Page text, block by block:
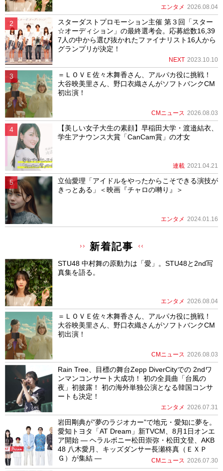
エンタメ 2026.08.04
スターダストプロモーション主催 第３回「スター
☆オーディション」の最終選考会。応募総数16,39
7人の中から選び抜かれたファイナリスト16人から
グランプリが決定！
NEXT 2023.10.10
＝ＬＯＶＥ佐々木舞香さん、アルパカ役に挑戦！
大谷映美里さん、野口衣織さんがソフトバンクCM
初出演！
CMニュース 2026.08.03
【美しい女子大生の素顔】早稲田大学・渡邉結衣、
学生アナウンス大賞「CanCam賞」の才女
連載 2021.04.21
立仙愛理「アイドルをやったからこそできる演技が
きっとある」＜映画『チャロの囀り』＞
エンタメ 2024.01.16
新着記事
STU48 中村舞の原動力は「愛」。STU48と2nd写
真集を語る。
エンタメ 2026.08.04
＝ＬＯＶＥ佐々木舞香さん、アルパカ役に挑戦！
大谷映美里さん、野口衣織さんがソフトバンクCM
初出演！
CMニュース 2026.08.03
Rain Tree、目標の舞台Zepp DiverCityでの 2ndワ
ンマンコンサート大成功！ 初の全員曲「台風の
夜」初披露！ 初の海外単独公演となる韓国コンサ
ートも決定！
エンタメ 2026.07.31
岩田剛典が”夢のラジオカー”で地元・愛知に夢を。
愛知トヨタ「AT Dream」新TVCM、8月1日オンエ
ア開始 ― ヘラルボニー松田崇弥・松田文登、AKB
48 八木愛月、キッズダンサー長瀬柊真（ＥＸＰ
Ｇ）が集結 ―
CMニュース 2026.07.30